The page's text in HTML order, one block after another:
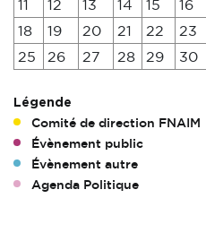
11
12 13 14 15 16
18
19 20 21 22 23
25
26 27 28 29 30
Légende
Comité de direction FNAIM
Évènement public
Évènement autre
Agenda Politique